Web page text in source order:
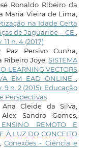
Ronaldo Ribeiro da
Maria Vieira de Lima,
na Idade Certa
de Jaguaribe – CE,
n. 4 (2017)
Paz Persivo Cunha,
Ribeiro Joye,SISTEMA
LEARNING VECTORS
EM EAD ONLINE,
n. 2 (2015): Educação
Perspectivas
Cleide da Silva,
Sandro Gomes,
REMOTO E
À LUZ DO CONCEITO
, Conexões - Ciência e